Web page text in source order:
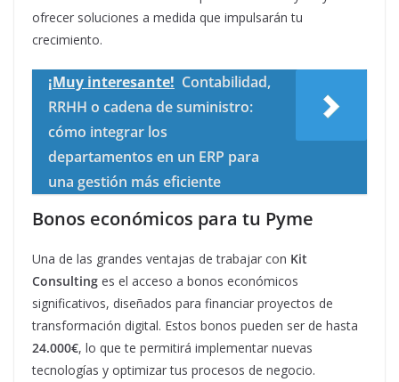
ofrecer soluciones a medida que impulsarán tu
crecimiento.
¡Muy interesante! Contabilidad,
RRHH o cadena de suministro:
cómo integrar los
departamentos en un ERP para
una gestión más eficiente
Bonos económicos para tu Pyme
Una de las grandes ventajas de trabajar con Kit
Consulting es el acceso a bonos económicos
significativos, diseñados para financiar proyectos de
transformación digital. Estos bonos pueden ser de hasta
24.000€, lo que te permitirá implementar nuevas
tecnologías y optimizar tus procesos de negocio.